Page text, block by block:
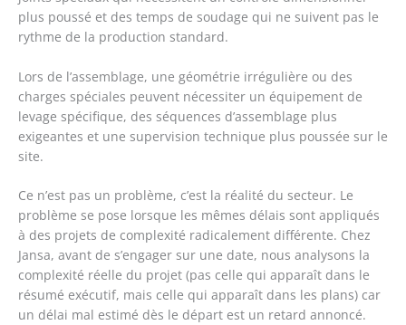
plus poussé et des temps de soudage qui ne suivent pas le
rythme de la production standard.
Lors de l’assemblage, une géométrie irrégulière ou des
charges spéciales peuvent nécessiter un équipement de
levage spécifique, des séquences d’assemblage plus
exigeantes et une supervision technique plus poussée sur le
site.
Ce n’est pas un problème, c’est la réalité du secteur. Le
problème se pose lorsque les mêmes délais sont appliqués
à des projets de complexité radicalement différente. Chez
Jansa, avant de s’engager sur une date, nous analysons la
complexité réelle du projet (pas celle qui apparaît dans le
résumé exécutif, mais celle qui apparaît dans les plans) car
un délai mal estimé dès le départ est un retard annoncé.